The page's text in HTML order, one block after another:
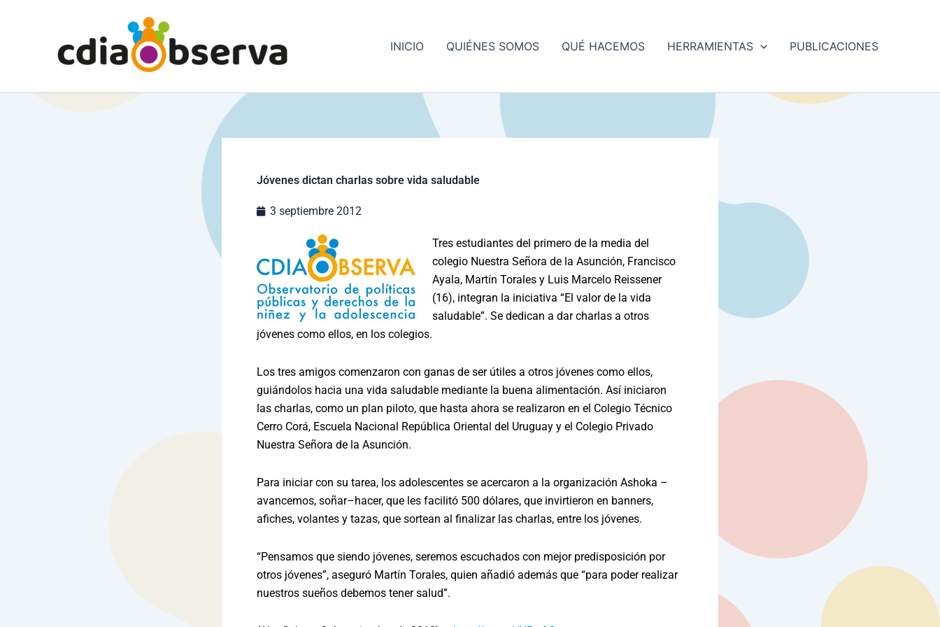
INICIO QUIÉNES SOMOS QUÉ HACEMOS HERRAMIENTAS PUBLICACIONES
Jóvenes dictan charlas sobre vida saludable
3 septiembre 2012
Tres estudiantes del primero de la media del
colegio Nuestra Señora de la Asunción, Francisco
Ayala, Martín Torales y Luis Marcelo Reissener
(16), integran la iniciativa “El valor de la vida
saludable”. Se dedican a dar charlas a otros
jóvenes como ellos, en los colegios.
Los tres amigos comenzaron con ganas de ser útiles a otros jóvenes como ellos,
guiándolos hacia una vida saludable mediante la buena alimentación. Así iniciaron
las charlas, como un plan piloto, que hasta ahora se realizaron en el Colegio Técnico
Cerro Corá, Escuela Nacional República Oriental del Uruguay y el Colegio Privado
Nuestra Señora de la Asunción.
Para iniciar con su tarea, los adolescentes se acercaron a la organización Ashoka –
avancemos, soñar–hacer, que les facilitó 500 dólares, que invirtieron en banners,
afiches, volantes y tazas, que sortean al finalizar las charlas, entre los jóvenes.
“Pensamos que siendo jóvenes, seremos escuchados con mejor predisposición por
otros jóvenes”, aseguró Martín Torales, quien añadió además que “para poder realizar
nuestros sueños debemos tener salud”.